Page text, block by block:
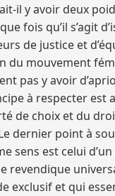
il y avoir deux
fois qu’il s’agit
de justice et
du mouvement
pas y avoir
à respecter est
de choix et du
dernier point à
sens est celui
revendique
exclusif et qui